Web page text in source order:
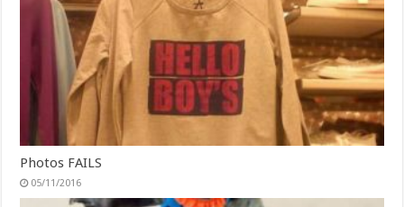
Photos FAILS
05/11/2016